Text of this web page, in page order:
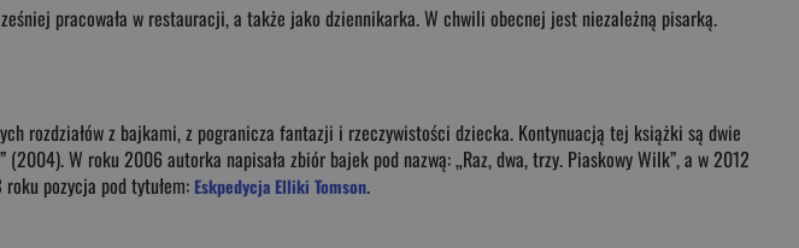
pracowała w restauracji, a także jako dziennikarka. W chwili obecnej jest niezależną pisarką.
rozdziałów z bajkami, z pogranicza fantazji i rzeczywistości dziecka. Kontynuacją tej książki są dwie
W roku 2006 autorka napisała zbiór bajek pod nazwą: „Raz, dwa, trzy. Piaskowy Wilk”, a w 2012
pozycja pod tytułem: Eskpedycja Elliki Tomson.